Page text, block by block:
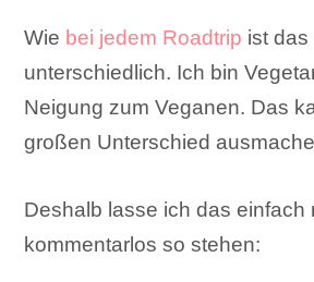
Wie bei jedem Roadtrip ist
unterschiedlich. Ich bin
Neigung zum Veganen. Das
großen Unterschied
Deshalb lasse ich das einfach
kommentarlos so stehen: